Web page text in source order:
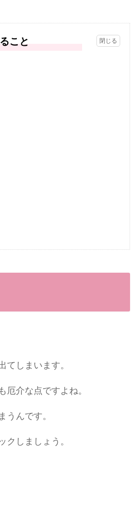
こと
てしまいます。
厄介な点ですよね。
うんです。
クしましょう。